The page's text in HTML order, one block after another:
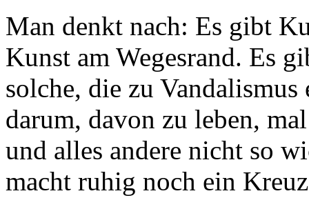
Man denkt nach: Es gibt
Kunst am Wegesrand. Es
solche, die zu
darum, davon zu leben,
und alles andere nicht so
macht ruhig noch ein